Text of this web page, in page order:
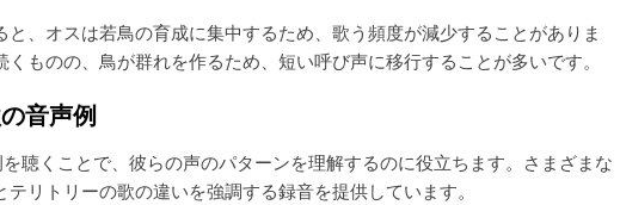
、オスは若鳥の育成に集中するため、歌う頻度が減少することがありま
ものの、鳥が群れを作るため、短い呼び声に移行することが多いです。
音声例
聴くことで、彼らの声のパターンを理解するのに役立ちます。さまざまな
リトリーの歌の違いを強調する録音を提供しています。